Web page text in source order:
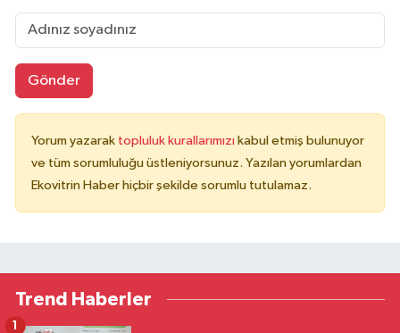
Gönder
Yorum yazarak topluluk kurallarımızı kabul etmiş bulunuyor
ve tüm sorumluluğu üstleniyorsunuz. Yazılan yorumlardan
Ekovitrin Haber hiçbir şekilde sorumlu tutulamaz.
Trend Haberler
1